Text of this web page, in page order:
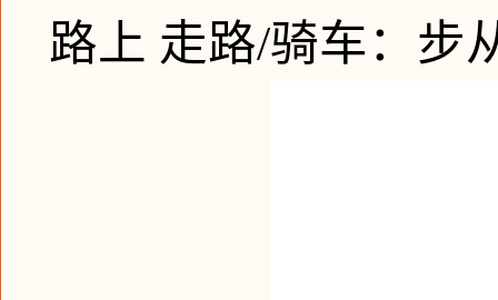
路上 走路/骑车：步